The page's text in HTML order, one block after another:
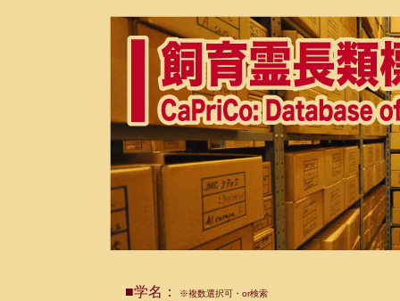
■学名： ※複数選択可・or検索